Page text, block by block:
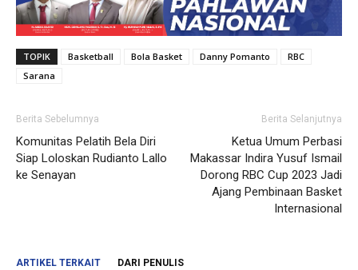
TOPIK Basketball Bola Basket Danny Pomanto
RBC
Sarana
Berita Sebelumnya
Komunitas Pelatih Bela Diri
Siap Loloskan Rudianto Lallo
ke Senayan
Berita Selanjutnya
Ketua Umum Perbasi
Makassar Indira Yusuf Ismail
Dorong RBC Cup 2023 Jadi
Ajang Pembinaan Basket
Internasional
ARTIKEL TERKAIT DARI PENULIS